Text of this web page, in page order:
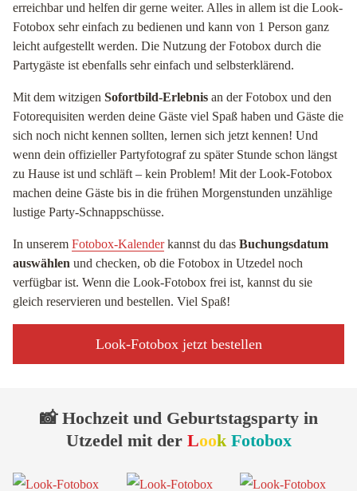
erreichbar und helfen dir gerne weiter. Alles in allem ist die Look-
Fotobox sehr einfach zu bedienen und kann von 1 Person ganz
leicht aufgestellt werden. Die Nutzung der Fotobox durch die
Partygäste ist ebenfalls sehr einfach und selbsterklärend.
Mit dem witzigen Sofortbild-Erlebnis an der Fotobox und den
Fotorequisiten werden deine Gäste viel Spaß haben und Gäste die
sich noch nicht kennen sollten, lernen sich jetzt kennen! Und
wenn dein offizieller Partyfotograf zu später Stunde schon längst
zu Hause ist und schläft – kein Problem! Mit der Look-Fotobox
machen deine Gäste bis in die frühen Morgenstunden unzählige
lustige Party-Schnappschüsse.
In unserem Fotobox-Kalenderkannst du das Buchungsdatum
auswählen und checken, ob die Fotobox in Utzedel noch
verfügbar ist. Wenn die Look-Fotobox frei ist, kannst du sie
gleich reservieren und bestellen. Viel Spaß!
Look-Fotobox jetzt bestellen
📸 Hochzeit und Geburtstagsparty in
Utzedel mit der Look Fotobox